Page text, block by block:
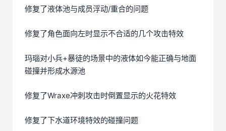
修复了液体池与成员浮动/重合的问题
修复了角色面向左时显示不合适的几个攻击特效
玛瑙对小兵+暴徒的场景中的液体如今能正确与地面
碰撞并形成水源池
修复了Wraxe冲刺攻击时倒置显示的火花特效
修复了下水道环境特效的碰撞问题